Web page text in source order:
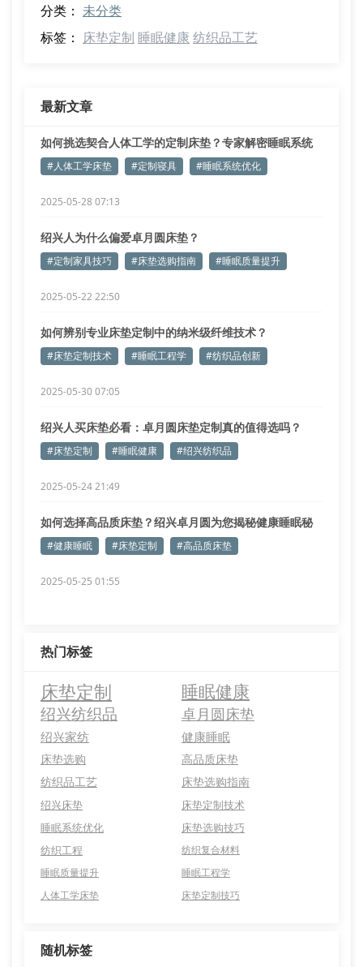
分类： 未分类
标签： 床垫定制 睡眠健康 纺织品工艺
最新文章
如何挑选契合人体工学的定制床垫？专家解密睡眠系统
优化方案
#人体工学床垫 #定制寝具 #睡眠系统优化
2025-05-28 07:13
绍兴人为什么偏爱卓月圆床垫？
#定制家具技巧 #床垫选购指南 #睡眠质量提升
2025-05-22 22:50
如何辨别专业床垫定制中的纳米级纤维技术？
#床垫定制技术 #睡眠工程学 #纺织品创新
2025-05-30 07:05
绍兴人买床垫必看：卓月圆床垫定制真的值得选吗？
#床垫定制 #睡眠健康 #绍兴纺织品
2025-05-24 21:49
如何选择高品质床垫？绍兴卓月圆为您揭秘健康睡眠秘
诀#健康睡眠 #床垫定制 #高品质床垫
2025-05-25 01:55
热门标签
床垫定制 睡眠健康
绍兴纺织品 卓月圆床垫
绍兴家纺 健康睡眠
床垫选购
高品质床垫
纺织品工艺
床垫选购指南
绍兴床垫
床垫定制技术
睡眠系统优化
床垫选购技巧
纺织工程
纺织复合材料
睡眠质量提升
睡眠工程学
人体工学床垫
床垫定制技巧
随机标签